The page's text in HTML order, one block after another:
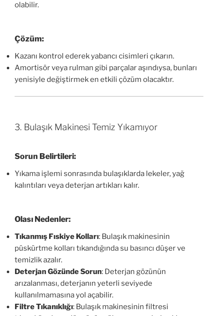
olabilir.
Çözüm:
Kazanı kontrol ederek yabancı cisimleri çıkarın.
Amortisör veya rulman gibi parçalar aşındıysa, bunları
yenisiyle değiştirmek en etkili çözüm olacaktır.
3. Bulaşık Makinesi Temiz Yıkamıyor
Sorun Belirtileri:
Yıkama işlemi sonrasında bulaşıklarda lekeler, yağ
kalıntıları veya deterjan artıkları kalır.
Olası Nedenler:
Tıkanmış Fıskiye Kolları: Bulaşık makinesinin
püskürtme kolları tıkandığında su basıncı düşer ve
temizlik azalır.
Deterjan Gözünde Sorun: Deterjan gözünün
arızalanması, deterjanın yeterli seviyede
kullanılmamasına yol açabilir.
Filtre Tıkanıklığı: Bulaşık makinesinin filtresi